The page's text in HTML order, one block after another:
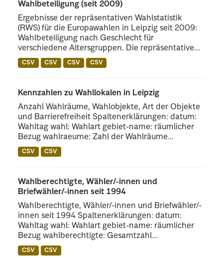
Wahlbeteiligung (seit 2009)
Ergebnisse der repräsentativen Wahlstatistik
(RWS) für die Europawahlen in Leipzig seit 2009:
Wahlbeteiligung nach Geschlecht für
verschiedene Altersgruppen. Die repräsentative...
CSV CSV CSV CSV
Kennzahlen zu Wahllokalen in Leipzig
Anzahl Wahlräume, Wahlobjekte, Art der Objekte
und Barrierefreiheit Spaltenerklärungen: datum:
Wahltag wahl: Wahlart gebiet-name: räumlicher
Bezug wahlraeume: Zahl der Wahlräume...
CSV CSV
Wahlberechtigte, Wähler/-innen und
Briefwähler/-innen seit 1994
Wahlberechtigte, Wähler/-innen und Briefwähler/-
innen seit 1994 Spaltenerklärungen: datum:
Wahltag wahl: Wahlart gebiet-name: räumlicher
Bezug wahlberechtigte: Gesamtzahl...
CSV CSV